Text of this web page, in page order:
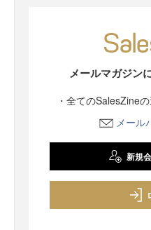
メールマガジン
・全てのSalesZine
メール
新規